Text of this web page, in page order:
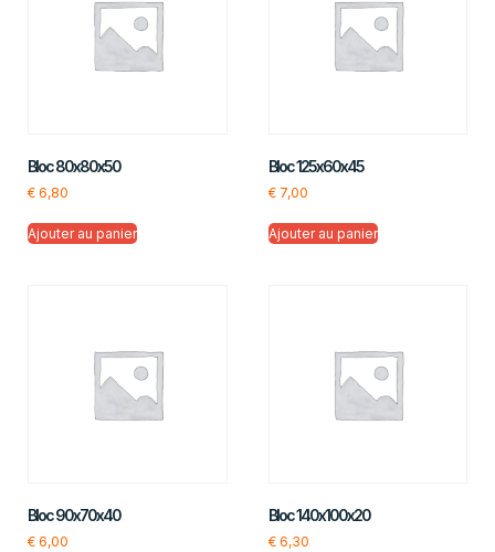
Bloc 80x80x50
€ 6,80
Ajouter au panier
Bloc 125x60x45
€7,00
Ajouter au panier
Bloc 90x70x40
€ 6,00
Bloc 140x100x20
€6,30